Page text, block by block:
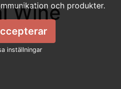
Wineoch produkter.
inställningar